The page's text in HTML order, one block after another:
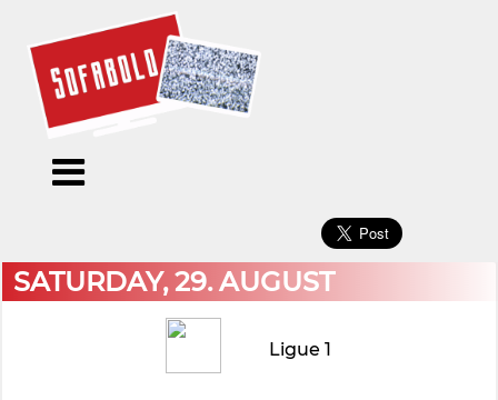
Menu
Forside
Kontakt
bruger
Log
SATURDAY, 29. AUGUST
Ligue 1